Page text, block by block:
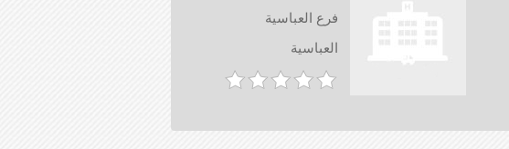
فرع العباسية
العباسية